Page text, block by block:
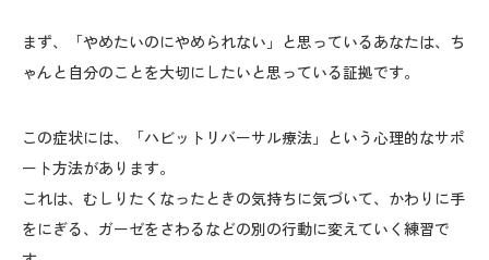
まず、「やめたいのにやめられない」と思っているあなたは、ち
ゃんと自分のことを大切にしたいと思っている証拠です。
この症状には、「ハビットリバーサル療法」という心理的なサポ
ート方法があります。
これは、むしりたくなったときの気持ちに気づいて、かわりに手
をにぎる、ガーゼをさわるなどの別の行動に変えていく練習で